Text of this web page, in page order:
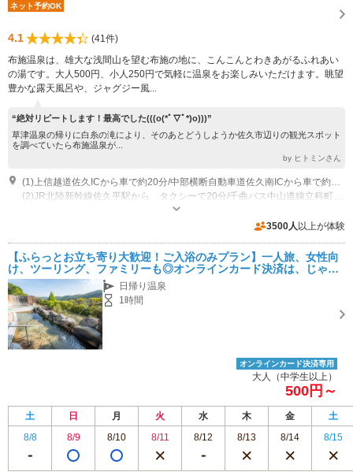
ネット予約OK
4.1
(41件)
布施温泉は、雄大な浅間山を望む布施の地に、こんこんとわきあがるふれあい
の湯です。大人500円、小人250円で気軽に温泉をお楽しみいただけます。眺望
豊かな露天風呂や、ジャグジー風...
“絶対リピートします！最高でした(((o(*ﾟ▽ﾟ*)o)))”
草津温泉の帰りに白糸の滝により、そのあとどうしようか佐久市辺りの観光スポット
を調べていたら布施温泉が...
by ヒトミンさん
営業：11:00～21:00 （最終受付20:30） 食堂は11:00～20:30(L.O.) 休業：
水曜日、第2・第4金曜日、その他メンテナンス休業あり 3500人 以上が体験
【ふらっとお立ち寄り大歓迎！ご入浴のみプラン】一人旅、女性向
け、ツーリング、ファミリーも◎オンラインカード決済は、じゃら
ん限定
日帰り温泉
1時間
オンラインカード決済専用
大人（中学生以上）
500円～
土 日 月 火 水 木 金
土
8/8
8/9 8/10 8/11 8/12 8/13 8/14 8/15